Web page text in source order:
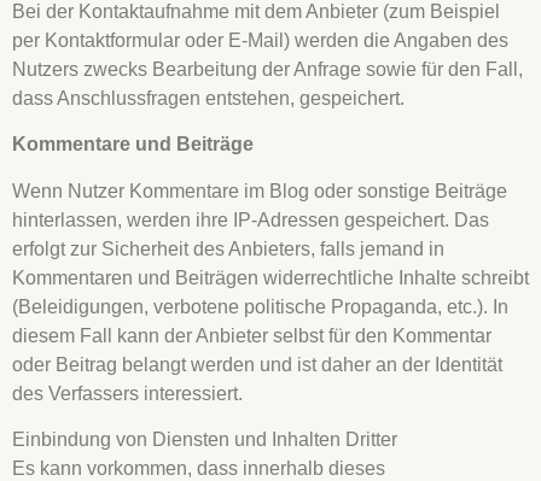
Bei der Kontaktaufnahme mit dem Anbieter (zum Beispiel
per Kontaktformular oder E-Mail) werden die Angaben des
Nutzers zwecks Bearbeitung der Anfrage sowie für den Fall,
dass Anschlussfragen entstehen, gespeichert.
Kommentare und Beiträge
Wenn Nutzer Kommentare im Blog oder sonstige Beiträge
hinterlassen, werden ihre IP-Adressen gespeichert. Das
erfolgt zur Sicherheit des Anbieters, falls jemand in
Kommentaren und Beiträgen widerrechtliche Inhalte schreibt
(Beleidigungen, verbotene politische Propaganda, etc.). In
diesem Fall kann der Anbieter selbst für den Kommentar
oder Beitrag belangt werden und ist daher an der Identität
des Verfassers interessiert.
Einbindung von Diensten und Inhalten Dritter
Es kann vorkommen, dass innerhalb dieses